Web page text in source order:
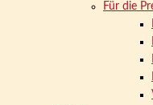
Für die